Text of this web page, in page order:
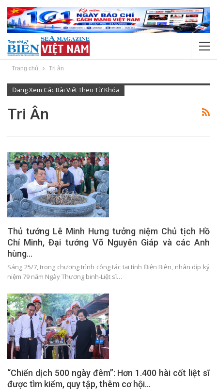
Trang chủ Tri ân
Đang Xem Các Bài Viết Theo Từ Khóa
Tri Ân
Thủ tướng Lê Minh Hưng tưởng niệm Chủ tịch Hồ
Chí Minh, Đại tướng Võ Nguyên Giáp và các Anh
hùng…
Sáng 25/7, trong chương trình công tác tại tỉnh Điện Biên, nhân dịp kỷ
niệm 79 năm Ngày Thương binh-Liệt sĩ…
“Chiến dịch 500 ngày đêm”: Hơn 1.400 hài cốt liệt sĩ
được tìm kiếm, quy tập, thêm cơ hội…